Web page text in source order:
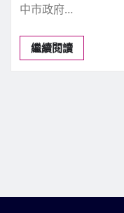
中市政府…
繼續閱讀